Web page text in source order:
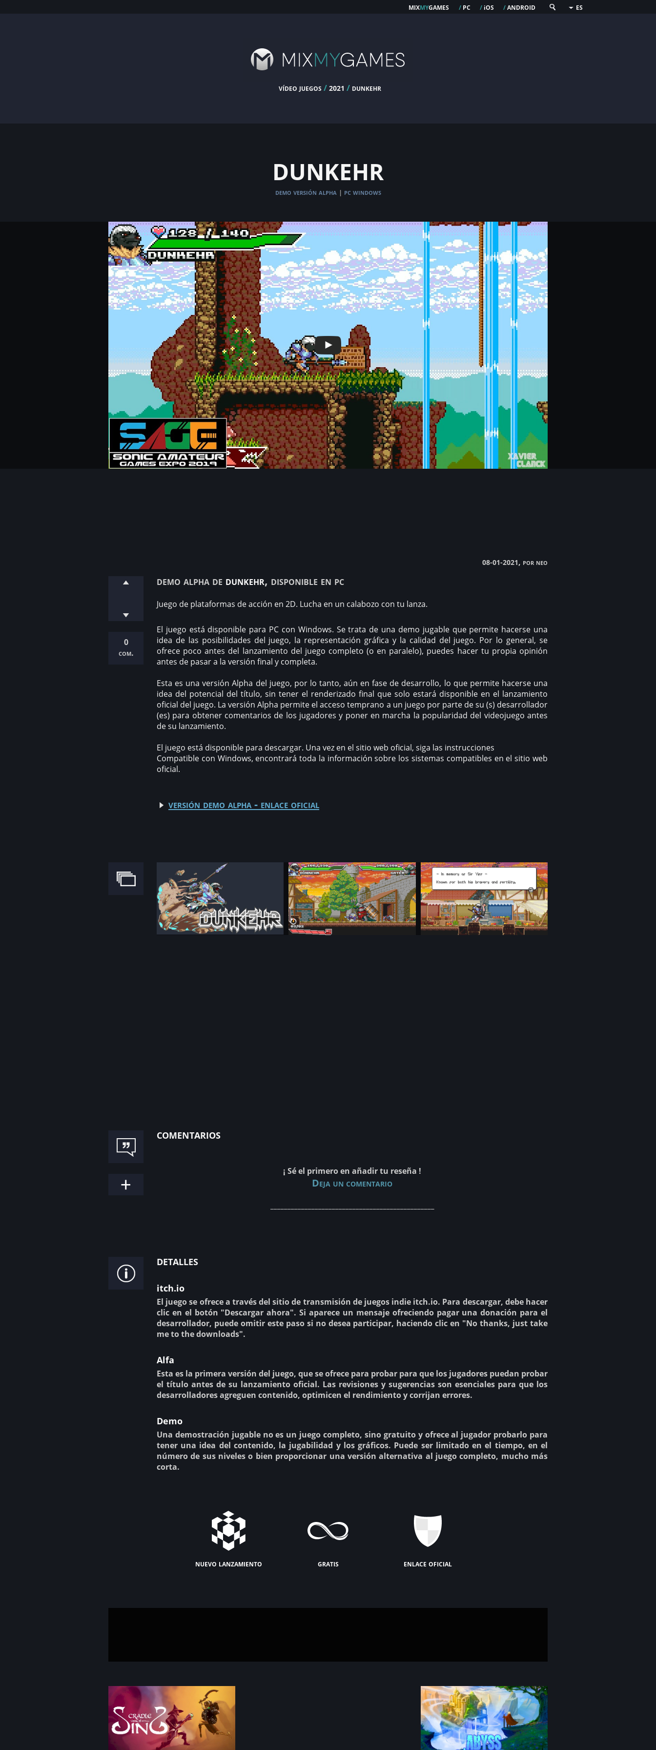
mixmygames / pc / ios /android ES
vídeo juegos / 2021 / dunkehr
dunkehr
demo versión alpha | pc windows
08-01-2021, por neo
0
com.
demo alpha de dunkehr, disponible en pc
Juego de plataformas de acción en 2D. Lucha en un calabozo con tu lanza.
El juego está disponible para PC con Windows. Se trata de una demo jugable que permite hacerse una
idea de las posibilidades del juego, la representación gráfica y la calidad del juego. Por lo general, se
ofrece poco antes del lanzamiento del juego completo (o en paralelo), puedes hacer tu propia opinión
antes de pasar a la versión final y completa.
Esta es una versión Alpha del juego, por lo tanto, aún en fase de desarrollo, lo que permite hacerse una
idea del potencial del título, sin tener el renderizado final que solo estará disponible en el lanzamiento
oficial del juego. La versión Alpha permite el acceso temprano a un juego por parte de su (s) desarrollador
(es) para obtener comentarios de los jugadores y poner en marcha la popularidad del videojuego antes
de su lanzamiento.
El juego está disponible para descargar. Una vez en el sitio web oficial, siga las instrucciones
Compatible con Windows, encontrará toda la información sobre los sistemas compatibles en el sitio web
oficial.
versión demo alpha - enlace oficial
comentarios
¡ Sé el primero en añadir tu reseña !
Deja un comentario
detalles
itch.io
El juego se ofrece a través del sitio de transmisión de juegos indie itch.io. Para descargar, debe hacer
clic en el botón "Descargar ahora". Si aparece un mensaje ofreciendo pagar una donación para el
desarrollador, puede omitir este paso si no desea participar, haciendo clic en "No thanks, just take
me to the downloads".
Alfa
Esta es la primera versión del juego, que se ofrece para probar para que los jugadores puedan probar
el título antes de su lanzamiento oficial. Las revisiones y sugerencias son esenciales para que los
desarrolladores agreguen contenido, optimicen el rendimiento y corrijan errores.
Demo
Una demostración jugable no es un juego completo, sino gratuito y ofrece al jugador probarlo para
tener una idea del contenido, la jugabilidad y los gráficos. Puede ser limitado en el tiempo, en el
número de sus niveles o bien proporcionar una versión alternativa al juego completo, mucho más
corta.
nuevo lanzamiento gratis enlace oficial